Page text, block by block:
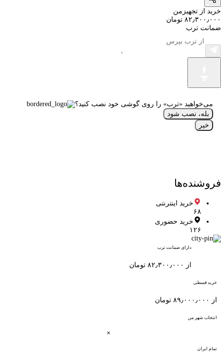
خرید از تجهیزمن
۸۲٫۳۰۰٫۰۰۰ تومان
ضمانت ترب
می‌خواهید «ترب» را روی گوشی خود نصب کنید؟
بله، نصب شود
خیر
فروشنده‌ها
خرید اینترنتی
۶۸
خرید حضوری
۱۲۶
دارای ضمانت ترب
از ۸۲٫۳۰۰٫۰۰۰ تومان
خرید قسطی
از ۸۹٫۰۰۰٫۰۰۰ تومان
انتخاب شهر من
تمام ایران